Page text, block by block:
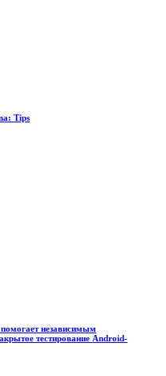
Tips
независимым
тестирование Android-